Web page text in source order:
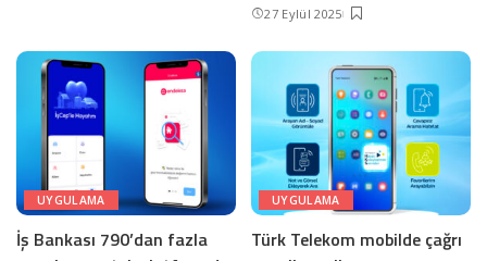
27 Eylül 2025
UYGULAMA
İş Bankası 790’dan fazla
UYGULAMA
Türk Telekom mobilde çağrı